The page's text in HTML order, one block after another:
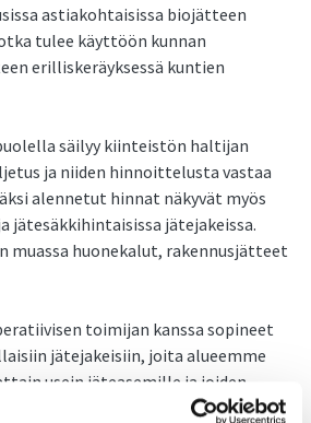
astiakohtaisissa biojätteen
tulee käyttöön kunnan
erilliskeräyksessä kuntien
säilyy kiinteistön haltijan
ja niiden hinnoittelusta vastaa
alennetut hinnat näkyvät myös
jätesäkkihintaisissa jätejakeissa.
muassa huonekalut, rakennusjätteet
toimijan kanssa sopineet
jätejakeisiin, joita alueemme
usein jäteasemille ja joiden
Nämä samat jakeet ovat